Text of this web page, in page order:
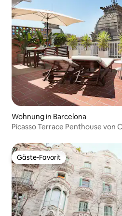
Wohnung in Barcelona
Picasso Terrace Penthouse von
Gäste-Favorit
Gäste-Favorit